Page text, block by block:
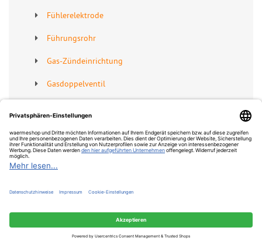
Fühlerelektrode
Führungsrohr
Gas-Zündeinrichtung
Gasdoppelventil
Gasrohr
Gasschlauch
Gebläserad